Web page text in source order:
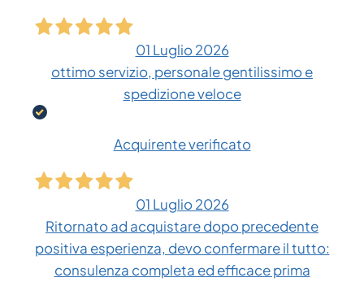
01 Luglio 2026
ottimo servizio, personale gentilissimo e
spedizione veloce
Acquirente verificato
01 Luglio 2026
Ritornato ad acquistare dopo precedente
positiva esperienza, devo confermare il tutto:
consulenza completa ed efficace prima